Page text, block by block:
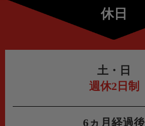
休日
土・日
週休2日制
6ヵ月経過後